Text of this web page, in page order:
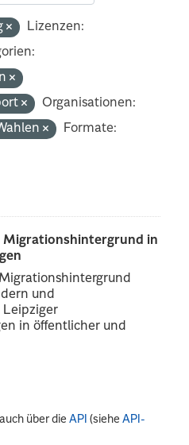
Lizenzen:
Organisationen:
Formate:
in
und
Leipziger
in öffentlicher und
über dieAPI (sieheAPI-